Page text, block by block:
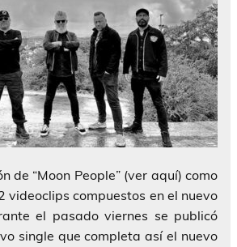
de “Moon People” (ver aquí) como
videoclips compuestos en el nuevo
el pasado viernes se publicó
single que completa así el nuevo